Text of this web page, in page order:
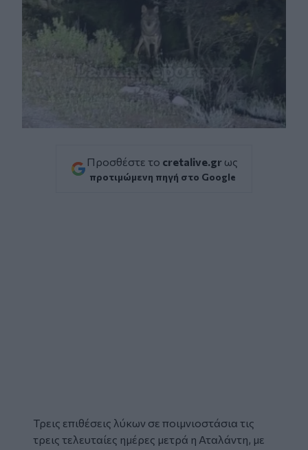
Προσθέστε το cretalive.gr ως
προτιμώμενη πηγή στο Google
Τρεις επιθέσεις λύκων σε ποιμνιοστάσια τις
τρεις τελευταίες ημέρες μετρά η Αταλάντη, με